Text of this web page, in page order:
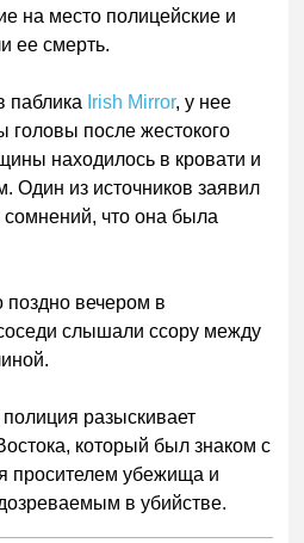
на место полицейские и
ее смерть.
паблика Irish Mirror, у нее
после жестокого
находилось в кровати и
Один из источников заявил
что она была
вечером в
слышали ссору между
разыскивает
который был знаком с
просителем убежища и
в убийстве.